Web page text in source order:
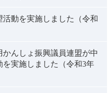
動を実施しました（令和
んしょ振興議員連盟が中
実施しました（令和3年